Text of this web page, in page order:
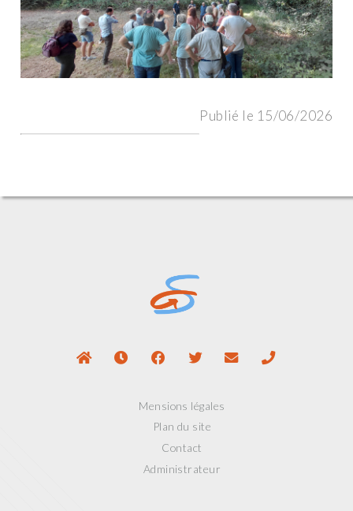
Publié le 15/06/2026
Mensions légales
Plan du site
Contact
Administrateur